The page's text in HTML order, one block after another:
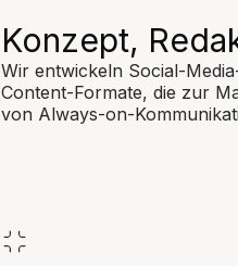
Konzept,
Wir entwickeln Social-
Content-Formate, die zur
von Always-on-